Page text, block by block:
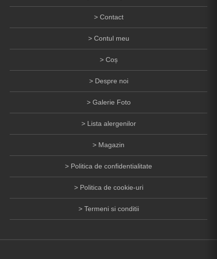
Contact
Contul meu
Coș
Despre noi
Galerie Foto
Lista alergenilor
Magazin
Politica de confidentialitate
Politica de cookie-uri
Termeni si conditii